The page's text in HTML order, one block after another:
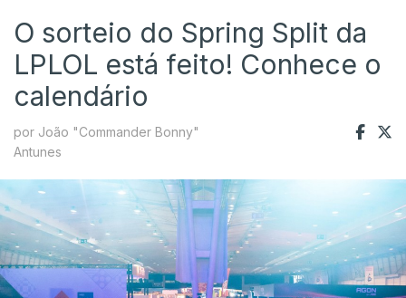
O sorteio do Spring Split da
LPLOL está feito! Conhece o
calendário
por João "Commander Bonny"
Antunes